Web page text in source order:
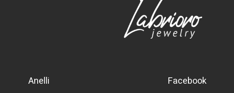
Anelli
Facebook